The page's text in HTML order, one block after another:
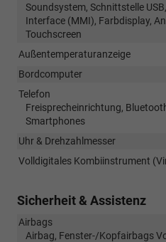
Soundsystem, Schnittstelle
Interface (MMI), Farbdisplay,
Touchscreen
Außentemperaturanzeige
Bordcomputer
Telefon
Freisprecheinrichtung,
Smartphones
Uhr & Drehzahlmesser
Volldigitales Kombiinstrument
Sicherheit & Assistenz
Airbags
Airbag, Fenster-/Kopfairbags